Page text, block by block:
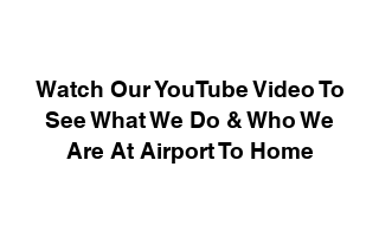
Watch Our YouTube Video To
See What We Do & Who We
Are At Airport To Home